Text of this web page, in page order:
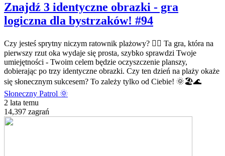
Znajdź 3 identyczne obrazki - gra
logiczna dla bystrzaków! #94
Czy jesteś sprytny niczym ratownik plażowy? 🏄‍♂️ Ta gra, która na
pierwszy rzut oka wydaje się prosta, szybko sprawdzi Twoje
umiejętności - Twoim celem będzie oczyszczenie planszy,
dobierając po trzy identyczne obrazki. Czy ten dzień na plaży okaże
się słonecznym sukcesem? To zależy tylko od Ciebie! 🌞🏖️🌊
Słoneczny Patrol 🌞
2 lata temu
14,397 zagrań